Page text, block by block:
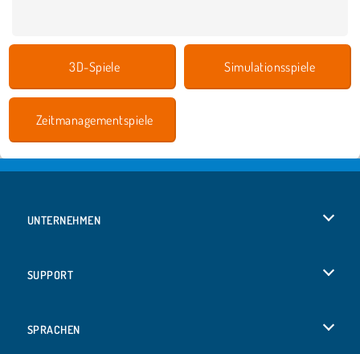
3D-Spiele Simulationsspiele
Zeitmanagementspiele
UNTERNEHMEN
SUPPORT
SPRACHEN